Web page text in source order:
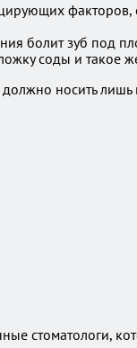
факторов,
болит зуб под
соды и такое
носить лишь
стоматологи,